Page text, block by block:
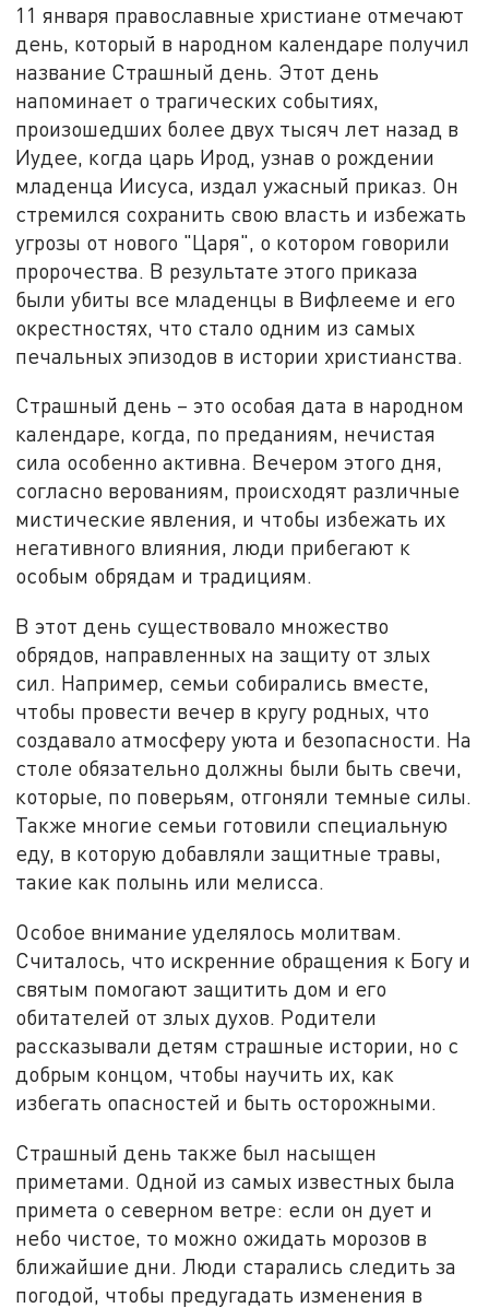
11 января православные христиане отмечают
день, который в народном календаре получил
название Страшный день. Этот день
напоминает о трагических событиях,
произошедших более двух тысяч лет назад в
Иудее, когда царь Ирод, узнав о рождении
младенца Иисуса, издал ужасный приказ. Он
стремился сохранить свою власть и избежать
угрозы от нового "Царя", о котором говорили
пророчества. В результате этого приказа
были убиты все младенцы в Вифлееме и его
окрестностях, что стало одним из самых
печальных эпизодов в истории христианства.
Страшный день – это особая дата в народном
календаре, когда, по преданиям, нечистая
сила особенно активна. Вечером этого дня,
согласно верованиям, происходят различные
мистические явления, и чтобы избежать их
негативного влияния, люди прибегают к
особым обрядам и традициям.
В этот день существовало множество
обрядов, направленных на защиту от злых
сил. Например, семьи собирались вместе,
чтобы провести вечер в кругу родных, что
создавало атмосферу уюта и безопасности. На
столе обязательно должны были быть свечи,
которые, по поверьям, отгоняли темные силы.
Также многие семьи готовили специальную
еду, в которую добавляли защитные травы,
такие как полынь или мелисса.
Особое внимание уделялось молитвам.
Считалось, что искренние обращения к Богу и
святым помогают защитить дом и его
обитателей от злых духов. Родители
рассказывали детям страшные истории, но с
добрым концом, чтобы научить их, как
избегать опасностей и быть осторожными.
Страшный день также был насыщен
приметами. Одной из самых известных была
примета о северном ветре: если он дует и
небо чистое, то можно ожидать морозов в
ближайшие дни. Люди старались следить за
погодой, чтобы предугадать изменения в